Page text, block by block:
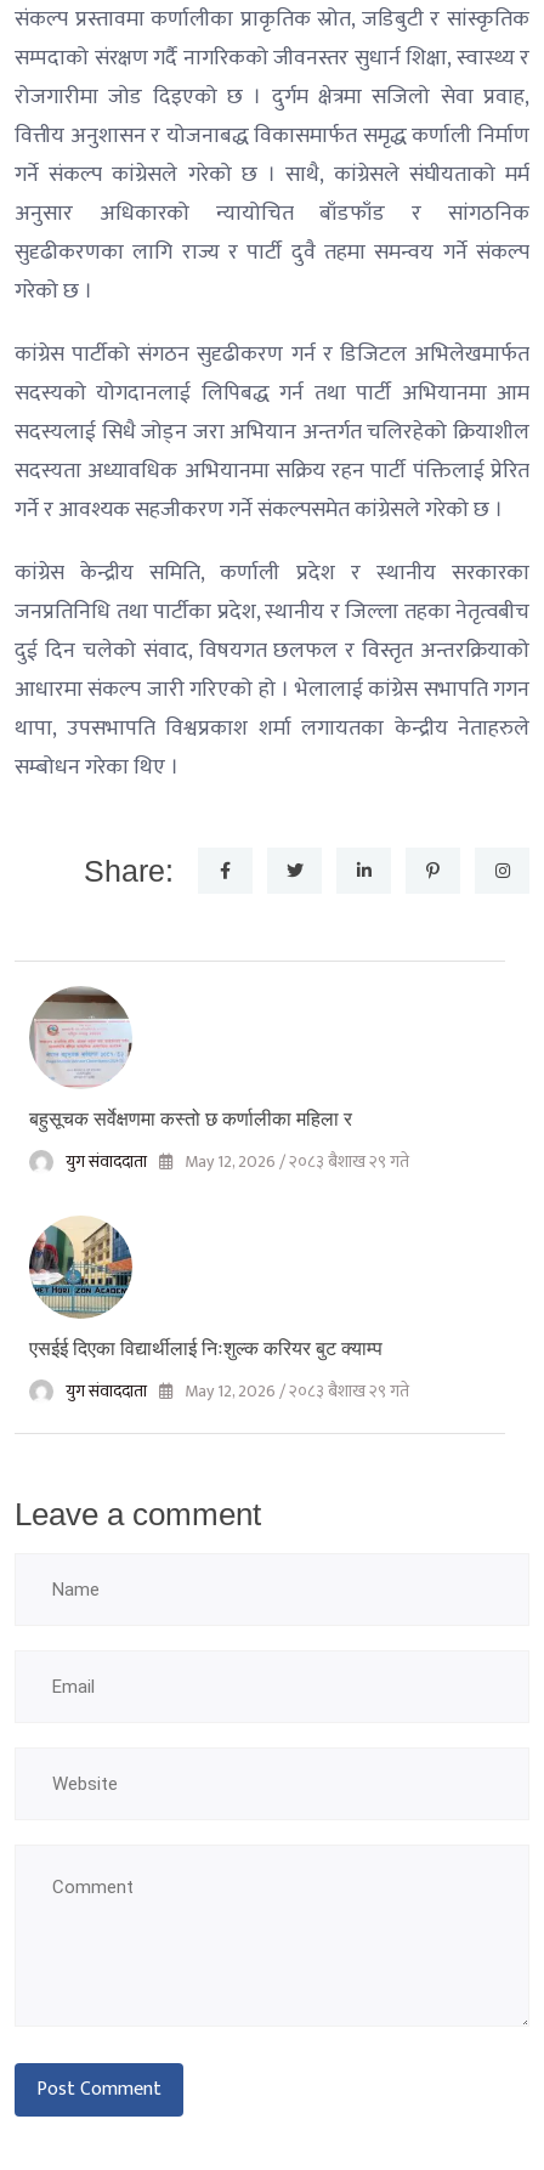
संकल्प प्रस्तावमा कर्णालीका प्राकृतिक स्रोत, जडिबुटी र सांस्कृतिक
सम्पदाको संरक्षण गर्दै नागरिकको जीवनस्तर सुधार्न शिक्षा, स्वास्थ्य र
रोजगारीमा जोड दिइएको छ । दुर्गम क्षेत्रमा सजिलो सेवा प्रवाह,
वित्तीय अनुशासन र योजनाबद्ध विकासमार्फत समृद्ध कर्णाली निर्माण
गर्ने संकल्प कांग्रेसले गरेको छ । साथै, कांग्रेसले संघीयताको मर्म
अनुसार अधिकारको न्यायोचित बाँडफाँड र सांगठनिक
सुदृढीकरणका लागि राज्य र पार्टी दुवै तहमा समन्वय गर्ने संकल्प
गरेको छ ।
कांग्रेस पार्टीको संगठन सुदृढीकरण गर्न र डिजिटल अभिलेखमार्फत
सदस्यको योगदानलाई लिपिबद्ध गर्न तथा पार्टी अभियानमा आम
सदस्यलाई सिधै जोड्न जरा अभियान अन्तर्गत चलिरहेको क्रियाशील
सदस्यता अध्यावधिक अभियानमा सक्रिय रहन पार्टी पंक्तिलाई प्रेरित
गर्ने र आवश्यक सहजीकरण गर्ने संकल्पसमेत कांग्रेसले गरेको छ ।
कांग्रेस केन्द्रीय समिति, कर्णाली प्रदेश र स्थानीय सरकारका
जनप्रतिनिधि तथा पार्टीका प्रदेश, स्थानीय र जिल्ला तहका नेतृत्वबीच
दुई दिन चलेको संवाद, विषयगत छलफल र विस्तृत अन्तरक्रियाको
आधारमा संकल्प जारी गरिएको हो । भेलालाई कांग्रेस सभापति गगन
थापा, उपसभापति विश्वप्रकाश शर्मा लगायतका केन्द्रीय नेताहरुले
सम्बोधन गरेका थिए ।
Share:
बहुसूचक सर्वेक्षणमा कस्तो छ कर्णालीका महिला र
युग संवाददाता May 12, 2026 / २०८३ बैशाख २९ गते
एसईई दिएका विद्यार्थीलाई निःशुल्क करियर बुट क्याम्प
युग संवाददाता May 12, 2026 / २०८३ बैशाख २९ गते
Leave a comment